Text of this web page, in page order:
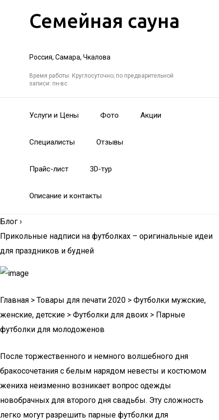
Семейная сауна
Россия, Самара, Чкалова
Время работы: Круглосуточно; по предварительной
записи: пн-вс
Услуги и Цены Фото Акции
Специалисты Отзывы
Прайс-лист 3D-тур
Описание и контакты
Блог ›
Прикольные надписи на футболках – оригинальные идеи
для праздников и будней
Главная > Товары для печати 2020 > Футболки мужские,
женские, детские > Футболки для двоих > Парные
футболки для молодоженов
После торжественного и немного волшебного дня
бракосочетания с белым нарядом невесты и костюмом
жениха неизменно возникает вопрос одежды
новобрачных для второго дня свадьбы. Эту сложность
легко могут разрешить парные футболки для